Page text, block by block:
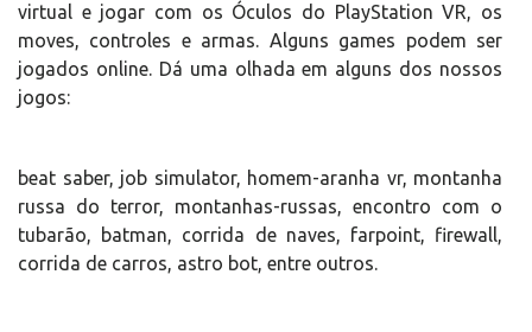
virtual e jogar com os Óculos do PlayStation VR, os
moves, controles e armas. Alguns games podem ser
jogados online. Dá uma olhada em alguns dos nossos
jogos:
beat saber, job simulator, homem-aranha vr, montanha
russa do terror, montanhas-russas, encontro com o
tubarão, batman, corrida de naves, farpoint, firewall,
corrida de carros, astro bot, entre outros.